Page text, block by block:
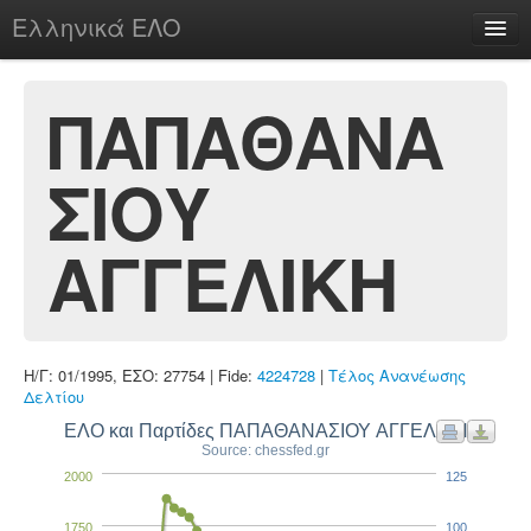
Ελληνικά ΕΛΟ
chesstu.be @ discord
Login
ΠΑΠΑΘΑΝΑ
ΣΙΟΥ
ΑΓΓΕΛΙΚΗ
Η/Γ: 01/1995, ΕΣΟ: 27754 | Fide: 4224728 | Τέλος Ανανέωσης
Δελτίου
ΕΛΟ και Παρτίδες ΠΑΠΑΘΑΝΑΣΙΟΥ ΑΓΓΕΛΙΚΗ
Source: chessfed.gr
1750
2000
100
125